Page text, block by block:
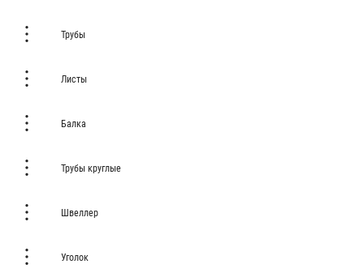
Трубы
Листы
Балка
Трубы круглые
Швеллер
Уголок